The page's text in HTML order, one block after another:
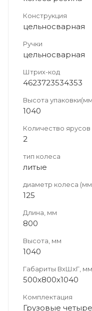
Конструкция
цельносварная
Ручки
цельносварная
Штрих-код
4623723534353
Высота
1040
Количество ярусов
2
тип колеса
литые
диаметр колеса
125
Длина, мм
800
Высота, мм
1040
Габариты ВхШхГ, мм
500х800х1040
Комплектация
Грузовые